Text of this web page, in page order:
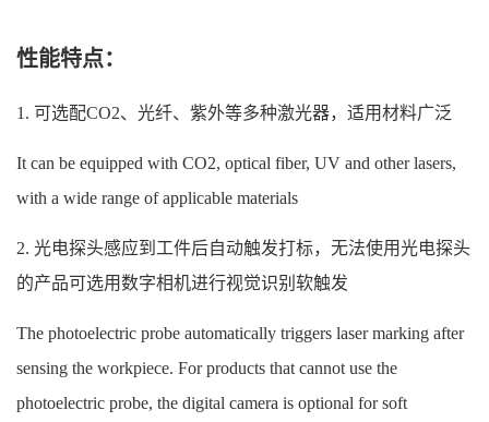
性能特点：
1. 可选配CO2、光纤、紫外等多种激光器，适用材料广泛
It can be equipped with CO2, optical fiber, UV and other lasers,
with a wide range of applicable materials
2. 光电探头感应到工件后自动触发打标，无法使用光电探头
的产品可选用数字相机进行视觉识别软触发
The photoelectric probe automatically triggers laser marking after
sensing the workpiece. For products that cannot use the
photoelectric probe, the digital camera is optional for soft